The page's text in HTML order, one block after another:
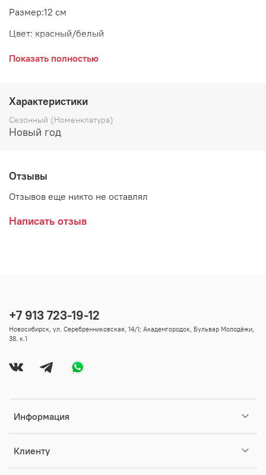
Размер:12 см
Цвет: красный/белый
Материал: стекло
Поставщик: Goodwill
Коллекция: MERRY MUSHROOM MEN
Показать полностью
Характеристики
Сезонный (Номенклатура)
Новый год
Отзывы
Отзывов еще никто не оставлял
Написать отзыв
Информация
Клиенту
+7 913 723-19-12
Новосибирск, ул. Серебренниковская, 14/1; Академгородок, Бульвар Молодёжи,
38. к.1